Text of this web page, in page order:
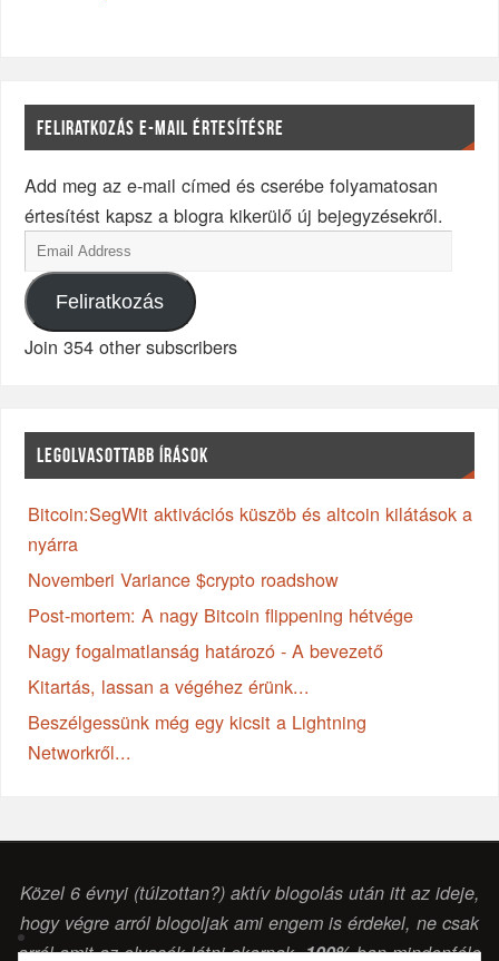
FELIRATKOZÁS E-MAIL ÉRTESÍTÉSRE
Add meg az e-mail címed és cserébe folyamatosan
értesítést kapsz a blogra kikerülő új bejegyzésekről.
Feliratkozás
Join 354 other subscribers
LEGOLVASOTTABB ÍRÁSOK
Bitcoin:SegWit aktivációs küszöb és altcoin kilátások a
nyárra
Novemberi Variance $crypto roadshow
Post-mortem: A nagy Bitcoin flippening hétvége
Nagy fogalmatlanság határozó - A bevezető
Kitartás, lassan a végéhez érünk...
Beszélgessünk még egy kicsit a Lightning
Networkről...
Közel 6 évnyi (túlzottan?) aktív blogolás után itt az ideje,
hogy végre arról blogoljak ami engem is érdekel, ne csak
arról amit az olvasók látni akarnak.100%-ban mindenféle